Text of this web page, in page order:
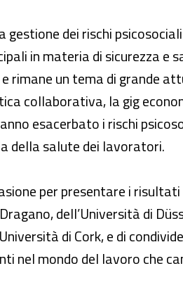
gestione dei rischi
in materia di sicurezza e
rimane un tema di grande
collaborativa, la gig
esacerbato i rischi
della salute dei lavoratori.
per presentare i
dell’Università di
di Cork, e di
nel mondo del lavoro che